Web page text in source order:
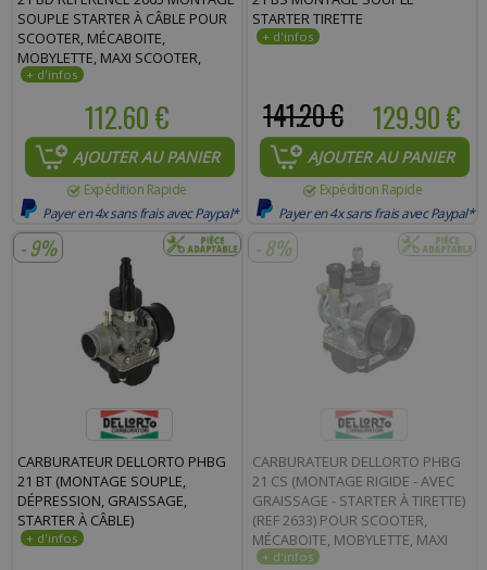
SOUPLE STARTER À CÂBLE POUR
SCOOTER, MÉCABOITE,
MOBYLETTE, MAXI SCOOTER,
MOTO, QUAD
112.60 €
AJOUTER AU PANIER
Expédition Rapide
Payer en 4x sans frais avec Paypal*
STARTER TIRETTE
129.90 €
141.20 €
AJOUTER AU PANIER
Expédition Rapide
Payer en 4x sans frais avec Paypal*
- 9%
CARBURATEUR DELLORTO PHBG
21 BT (MONTAGE SOUPLE,
DÉPRESSION, GRAISSAGE,
STARTER À CÂBLE)
- 8%
CARBURATEUR DELLORTO PHBG
21 CS (MONTAGE RIGIDE - AVEC
GRAISSAGE - STARTER À TIRETTE)
(REF 2633) POUR SCOOTER,
MÉCABOITE, MOBYLETTE, MAXI
SCOOTER, MOTO, QUAD